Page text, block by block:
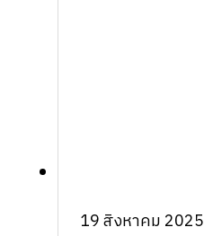
19 สิงหาคม 2025